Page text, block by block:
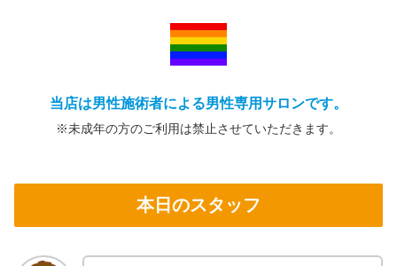
当店は男性施術者による男性専用サロンです。
※未成年の方のご利用は禁止させていただきます。
本日のスタッフ